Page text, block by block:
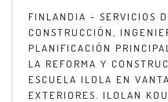
FINLANDIA - SERVICIOS
CONSTRUCCIÓN,
PLANIFICACIÓN
LA REFORMA Y
ESCUELA ILOLA EN
EXTERIORES. ILOLAN